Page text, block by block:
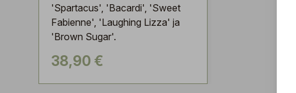
'Spartacus', 'Bacardi', 'Sweet
Fabienne', 'Laughing Lizza' ja
'Brown Sugar'.
38,90 €